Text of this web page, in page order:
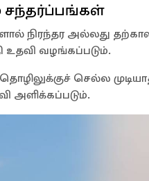
நிரந்தர அல்லது
உதவி வழங்கப்படும்.
செல்ல
அளிக்கப்படும்.